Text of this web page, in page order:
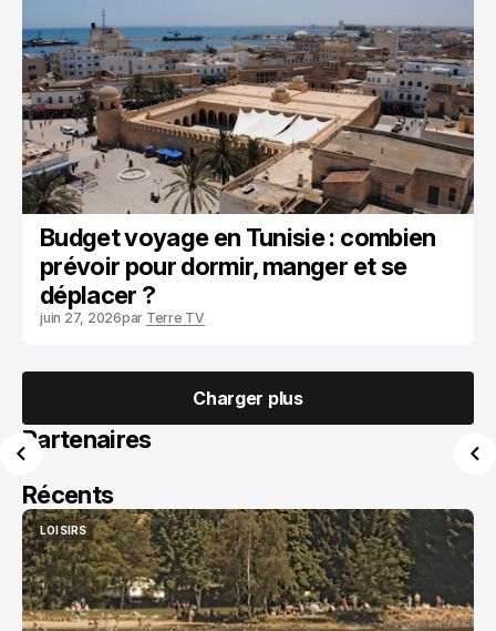
Budget voyage en Tunisie : combien
prévoir pour dormir, manger et se
déplacer ?
juin 27, 2026par Terre TV
Charger plus
Charger plus
Partenaires
Récents
LOISIRS
LOISIRS